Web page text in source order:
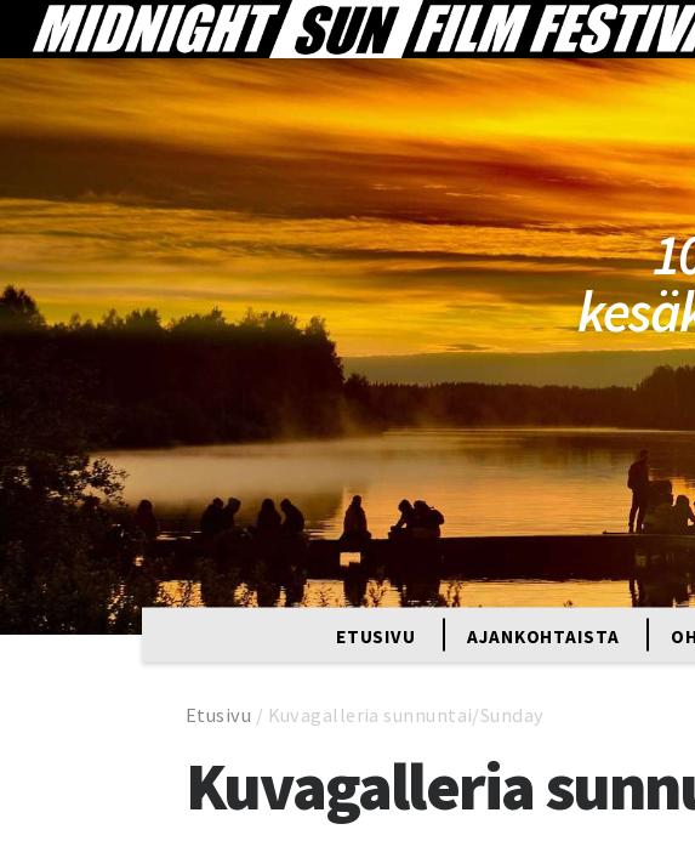
ETUSIVU AJANKOHTAISTA
Etusivu / Kuvagalleria sunnuntai/Sunday
Kuvagalleria